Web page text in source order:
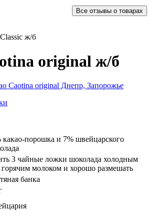
Все отзывы о товарах
ж/б
original ж/б
какао-порошка и 7% швейцарского
3 чайные ложки шоколада холодным
молоком и хорошо размешать
банка